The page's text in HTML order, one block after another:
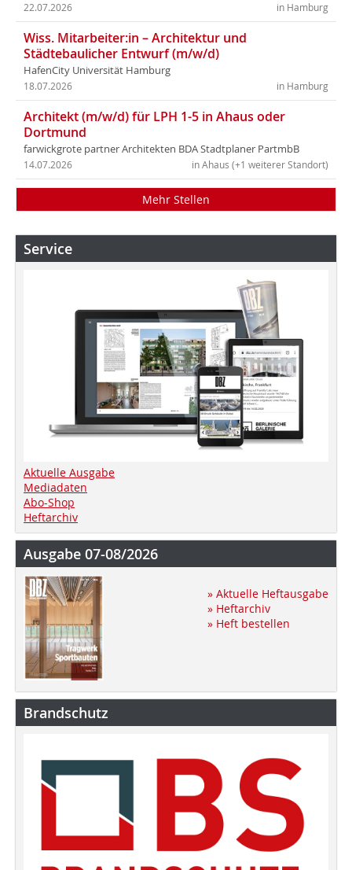
in Hamburg
22.07.2026
Wiss. Mitarbeiter:in – Architektur und
Städtebaulicher Entwurf (m/w/d)
HafenCity Universität Hamburg
in Hamburg
18.07.2026
Architekt (m/w/d) für LPH 1-5 in Ahaus oder
Dortmund
farwickgrote partner Architekten BDA Stadtplaner PartmbB
in Ahaus (+1 weiterer Standort)
14.07.2026
Mehr Stellen
Service
Aktuelle Ausgabe
Mediadaten
Abo-Shop
Heftarchiv
Ausgabe 07-08/2026
» Aktuelle Heftausgabe
» Heftarchiv
» Heft bestellen
Brandschutz